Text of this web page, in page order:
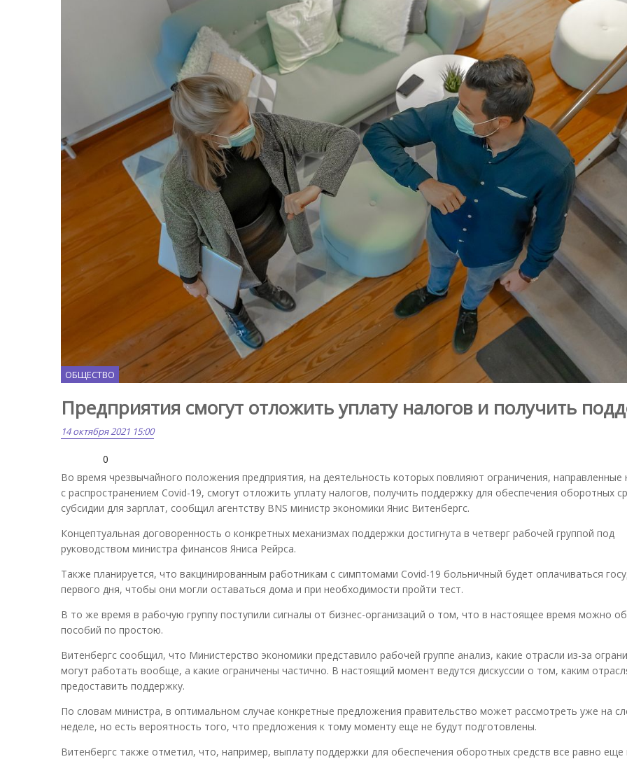
ОБЩЕСТВО
Предприятия смогут отложить уплату налогов и получить
14 октября 2021 15:00
0
Во время чрезвычайного положения предприятия, на деятельность которых повлияют ограничения, направленные
с распространением Covid-19, смогут отложить уплату налогов, получить поддержку для обеспечения оборотных
субсидии для зарплат, сообщил агентству BNS министр экономики Янис Витенбергс.
Концептуальная договоренность о конкретных механизмах поддержки достигнута в четверг рабочей группой под
руководством министра финансов Яниса Рейрса.
Также планируется, что вакцинированным работникам с симптомами Covid-19 больничный будет оплачиваться
первого дня, чтобы они могли оставаться дома и при необходимости пройти тест.
В то же время в рабочую группу поступили сигналы от бизнес-организаций о том, что в настоящее время можно
пособий по простою.
Витенбергс сообщил, что Министерство экономики представило рабочей группе анализ, какие отрасли из-за
могут работать вообще, а какие ограничены частично. В настоящий момент ведутся дискуссии о том, каким
предоставить поддержку.
По словам министра, в оптимальном случае конкретные предложения правительство может рассмотреть уже на
неделе, но есть вероятность того, что предложения к тому моменту еще не будут подготовлены.
Витенбергс также отметил, что, например, выплату поддержки для обеспечения оборотных средств все равно еще